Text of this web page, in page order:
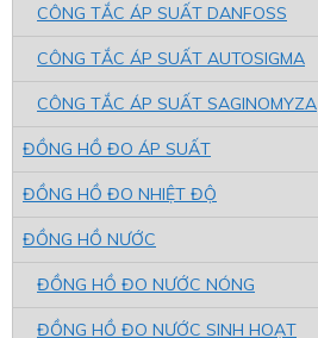
CÔNG TẮC ÁP SUẤT DANFOSS
CÔNG TẮC ÁP SUẤT AUTOSIGMA
CÔNG TẮC ÁP SUẤT SAGINOMYZA
ĐỒNG HỒ ĐO ÁP SUẤT
ĐỒNG HỒ ĐO NHIỆT ĐỘ
ĐỒNG HỒ NƯỚC
ĐỒNG HỒ ĐO NƯỚC NÓNG
ĐỒNG HỒ ĐO NƯỚC SINH HOẠT